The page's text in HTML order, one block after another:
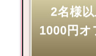
2名様
1000円